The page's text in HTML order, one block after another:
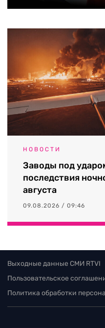
НОВОСТИ
Заводы под
последствия
августа
09.08.2026 / 09:46
Выходные данные СМИ RTVI
Пользовательское
Политика обработки